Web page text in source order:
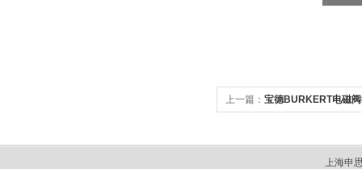
上一篇： 宝德BURKERT电磁
上海申